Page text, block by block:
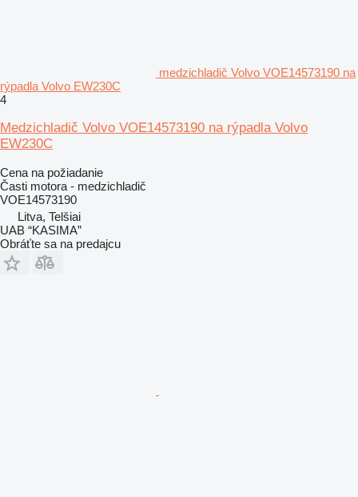
medzichladič Volvo VOE14573190 na
rýpadla Volvo EW230C
4
Medzichladič Volvo VOE14573190 na rýpadla Volvo
EW230C
Cena na požiadanie
Časti motora - medzichladič
VOE14573190
Litva, Telšiai
UAB “KASIMA”
Obráťte sa na predajcu